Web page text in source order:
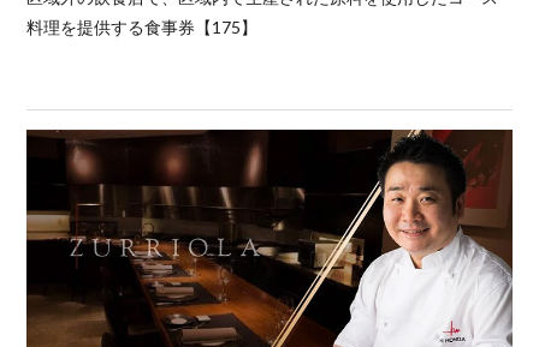
料理を提供する食事券【175】